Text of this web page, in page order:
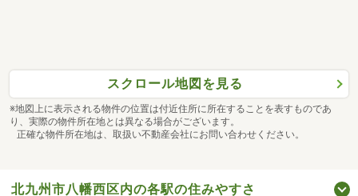
スクロール地図を見る
※地図上に表示される物件の位置は付近住所に所在することを表すものであ
り、実際の物件所在地とは異なる場合がございます。
正確な物件所在地は、取扱い不動産会社にお問い合わせください。
北九州市八幡西区内の各駅の住みやすさ